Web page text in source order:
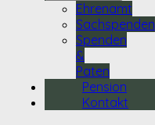
Ehrenamt
Sachspenden
Spenden
&
Paten
Pension
Kontakt